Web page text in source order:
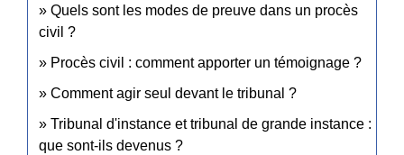
Quels sont les modes de preuve dans un procès
civil ?
Procès civil : comment apporter un témoignage ?
Comment agir seul devant le tribunal ?
Tribunal d'instance et tribunal de grande instance :
que sont-ils devenus ?